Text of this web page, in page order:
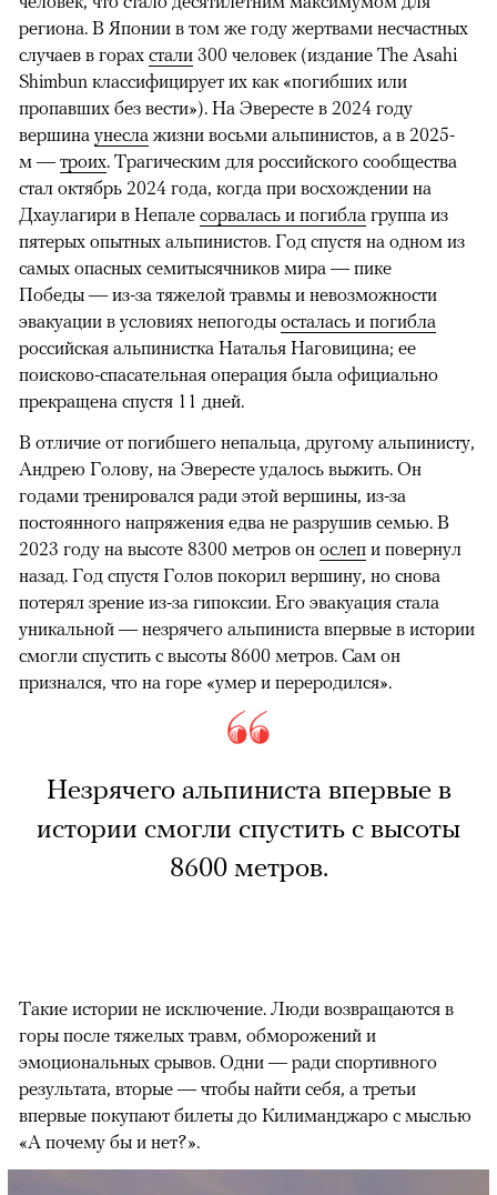
региона. В Японии в том же году жертвами несчастных
случаев в горах стали 300 человек (издание The Asahi
Shimbun классифицирует их как «погибших или
пропавших без вести»). На Эвересте в 2024 году
вершина унесла жизни восьми альпинистов, а в 2025-
м — троих. Трагическим для российского сообщества
стал октябрь 2024 года, когда при восхождении на
Дхаулагири в Непале сорвалась и погибла группа из
пятерых опытных альпинистов. Год спустя на одном из
самых опасных семитысячников мира — пике
Победы — из-за тяжелой травмы и невозможности
эвакуации в условиях непогоды осталась и погибла
российская альпинистка Наталья Наговицина; ее
поисково-спасательная операция была официально
прекращена спустя 11 дней.
В отличие от погибшего непальца, другому альпинисту,
Андрею Голову, на Эвересте удалось выжить. Он
годами тренировался ради этой вершины, из-за
постоянного напряжения едва не разрушив семью. В
2023 году на высоте 8300 метров он ослеп и повернул
назад. Год спустя Голов покорил вершину, но снова
потерял зрение из-за гипоксии. Его эвакуация стала
уникальной — незрячего альпиниста впервые в истории
смогли спустить с высоты 8600 метров. Сам он
признался, что на горе «умер и переродился».
Незрячего альпиниста впервые в
истории смогли спустить с высоты
8600 метров.
Такие истории не исключение. Люди возвращаются в
горы после тяжелых травм, обморожений и
эмоциональных срывов. Одни — ради спортивного
результата, вторые — чтобы найти себя, а третьи
впервые покупают билеты до Килиманджаро с мыслью
«А почему бы и нет?».